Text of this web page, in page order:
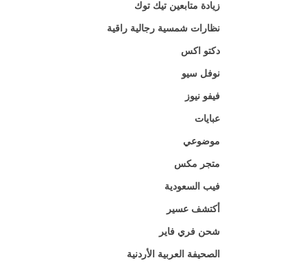
زيادة متابعين تيك توك
نظارات شمسية رجالية راقية
دكتو اكس
نوفل سيو
فيفو نيوز
عبايات
موضوعي
متجر مكس
فيب السعودية
أكتشف عسير
شحن فري فاير
الصحيفة العربية الأردنية